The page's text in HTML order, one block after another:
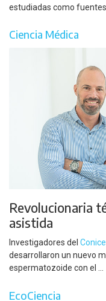
estudiadas como fuentes
Ciencia Médica
Revolucionaria
asistida
Investigadores del
desarrollaron un nuevo
espermatozoide con el ...
EcoCiencia